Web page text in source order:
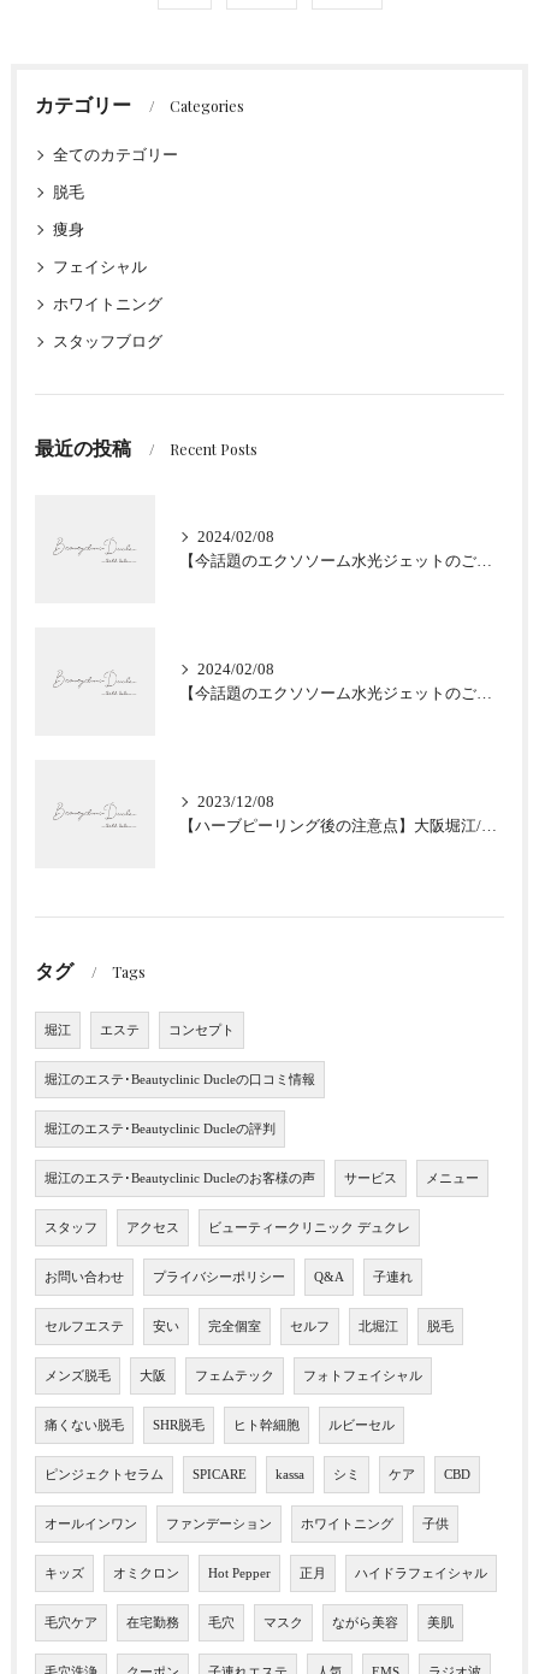
カテゴリー Categories
全てのカテゴリー
脱毛
痩身
フェイシャル
ホワイトニング
スタッフブログ
最近の投稿 Recent Posts
2024/02/08
【今話題のエクソソーム水光ジェットのご紹介★肌質改善】大阪堀江/Beautyclinic Ducle
2024/02/08
【今話題のエクソソーム水光ジェットのご紹介★肌質改善】大阪堀江/Beautyclinic Ducle
2023/12/08
【ハーブピーリング後の注意点】大阪堀江/Beautyclinic Ducle
タグ Tags
堀江 エステ コンセプト
堀江のエステ･Beautyclinic Ducleの口コミ情報
堀江のエステ･Beautyclinic Ducleの評判
堀江のエステ･Beautyclinic Ducleのお客様の声 サービス メニュー
スタッフ アクセス ビューティークリニック デュクレ
お問い合わせ プライバシーポリシー Q&A 子連れ
セルフエステ 安い 完全個室 セルフ 北堀江 脱毛
メンズ脱毛 大阪 フェムテック フォトフェイシャル
痛くない脱毛 SHR脱毛 ヒト幹細胞 ルビーセル
ピンジェクトセラム SPICARE kassa シミ ケア CBD
オールインワン ファンデーション ホワイトニング 子供
キッズ オミクロン Hot Pepper 正月 ハイドラフェイシャル
毛穴ケア 在宅勤務 毛穴 マスク ながら美容 美肌